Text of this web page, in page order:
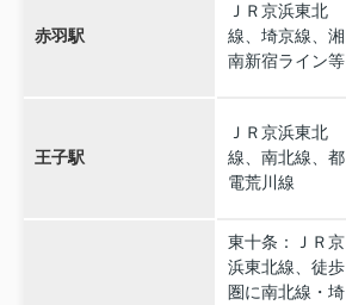
赤羽駅
ＪＲ京浜東北
線、埼京線、湘
南新宿ライン等
王子駅
ＪＲ京浜東北
線、南北線、都
電荒川線
東十条：ＪＲ京
浜東北線、徒歩
圏に南北線・埼